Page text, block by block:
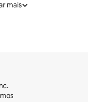
mais